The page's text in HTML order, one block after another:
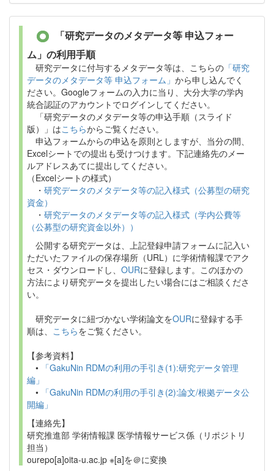
「研究データのメタデータ等 申込フォー
ム」の利用手順
研究データに付与するメタデータ等は、こちらの 「研究
データのメタデータ等 申込フォーム」 から申し込んでく
ださい。Googleフォームの入力に当り、大分大学の学内
統合認証のアカウントでログインしてください。
「研究データのメタデータ等の申込手順（スライド
版）」はこちらからご覧ください。
申込フォームからの申込を原則としますが、当分の間、
Excelシートでの提出も受けつけます。下記連絡先のメー
ルアドレスあてに提出してください。
（Excelシートの様式）
・ 研究データのメタデータ等の記入様式（公募型の研究
資金）
・ 研究データのメタデータ等の記入様式（学内公費等
（公募型の研究資金以外））
公開する研究データは、上記登録申請フォームに記入い
ただいたファイルの保存場所（URL）に学術情報課でアク
セス・ダウンロードし、 OURに登録します。このほかの
方法により研究データを提出したい場合にはご相談くださ
い。
研究データに紐づかない学術論文をOURに登録する手
順は、 こちらをご覧ください。
【参考資料】
• 「GakuNin RDMの利用の手引き(1):研究データ管理
編」
• 「GakuNin RDMの利用の手引き(2):論文/根拠データ公
開編」
【連絡先】
研究推進部 学術情報課 医学情報サービス係（リポジトリ
担当）
ourepo[a]oita-u.ac.jp ※[a]を＠に変換